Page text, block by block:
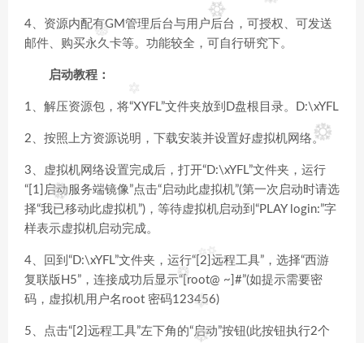
4、资源内配有GM管理后台与用户后台，可授权、可发送
邮件、购买永久卡等。功能较全，可自行研究下。
启动教程：
1、解压资源包，将“XYFL”文件夹放到D盘根目录。D:\xYFL
2、按照上方资源说明，下载安装并设置好虚拟机网络。
3、虚拟机网络设置完成后，打开“D:\xYFL”文件夹，运行
“[1]启动服务端镜像”点击“启动此虚拟机”(第一次启动时请选
择“我已移动此虚拟机”)，等待虚拟机启动到“PLAY login:”字
样表示虚拟机启动完成。
4、回到“D:\xYFL”文件夹，运行“[2]远程工具”，选择“西游
复联版H5”，连接成功后显示“[root@ ~]#”(如提示需要密
码，虚拟机用户名root 密码123456)
5、点击“[2]远程工具”左下角的“启动”按钮(此按钮执行2个